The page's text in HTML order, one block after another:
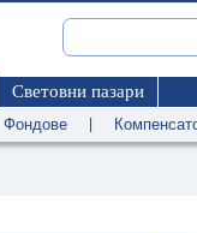
Световни пазари
Фондове